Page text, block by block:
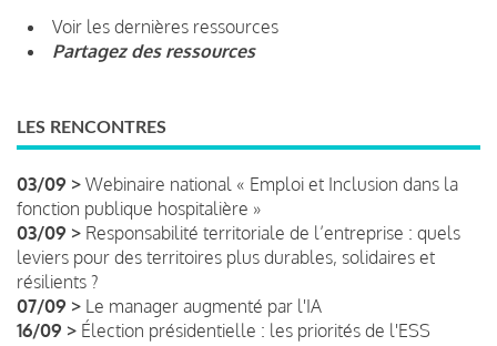
Voir les dernières ressources
Partagez des ressources
LES RENCONTRES
03/09 > Webinaire national « Emploi et Inclusion dans la
fonction publique hospitalière »
03/09 > Responsabilité territoriale de l’entreprise : quels
leviers pour des territoires plus durables, solidaires et
résilients ?
07/09 > Le manager augmenté par l'IA
16/09 > Élection présidentielle : les priorités de l'ESS